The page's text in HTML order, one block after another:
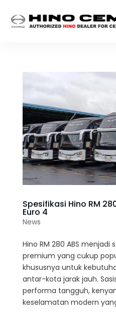
Spesifikasi Hino RM
Euro 4
News
Hino RM 280 ABS menjadi
premium yang cukup
khususnya untuk
antar-kota jarak jauh.
performa tangguh,
keselamatan modern